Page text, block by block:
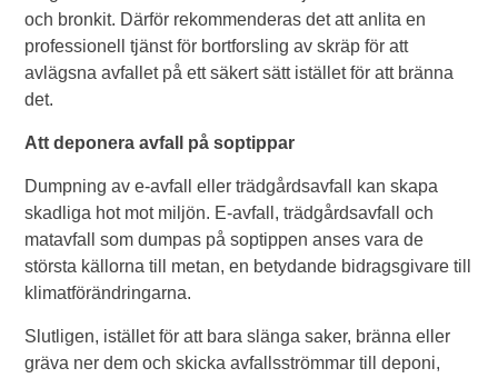
och bronkit. Därför rekommenderas det att anlita en
professionell tjänst för bortforsling av skräp för att
avlägsna avfallet på ett säkert sätt istället för att bränna
det.
Att deponera avfall på soptippar
Dumpning av e-avfall eller trädgårdsavfall kan skapa
skadliga hot mot miljön. E-avfall, trädgårdsavfall och
matavfall som dumpas på soptippen anses vara de
största källorna till metan, en betydande bidragsgivare till
klimatförändringarna.
Slutligen, istället för att bara slänga saker, bränna eller
gräva ner dem och skicka avfallsströmmar till deponi,